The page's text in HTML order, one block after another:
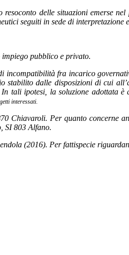
resoconto delle situazioni emerse
seguiti in sede di interpretazione
pubblico e privato.
incompatibilità fra incarico
stabilito dalle disposizioni di cui
tali ipotesi, la soluzione adottata è
interessati.
Chiavaroli. Per quanto concerne
SI 803 Alfano.
(2016). Per fattispecie